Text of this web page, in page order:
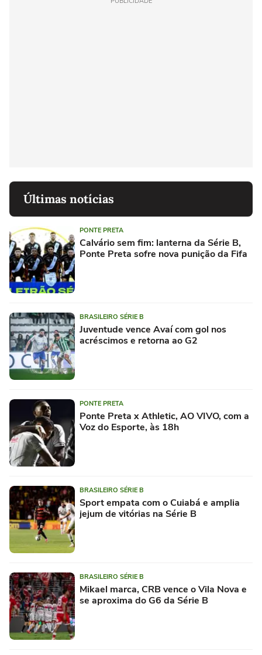
Últimas notícias
PONTE PRETA
Calvário sem fim: lanterna da Série B,
Ponte Preta sofre nova punição da Fifa
BRASILEIRO SÉRIE B
Juventude vence Avaí com gol nos
acréscimos e retorna ao G2
PONTE PRETA
Ponte Preta x Athletic, AO VIVO, com a
Voz do Esporte, às 18h
BRASILEIRO SÉRIE B
Sport empata com o Cuiabá e amplia
jejum de vitórias na Série B
BRASILEIRO SÉRIE B
Mikael marca, CRB vence o Vila Nova e
se aproxima do G6 da Série B